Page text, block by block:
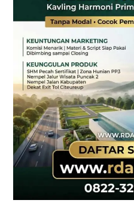
Tanpa
Modal
RDA
LAND